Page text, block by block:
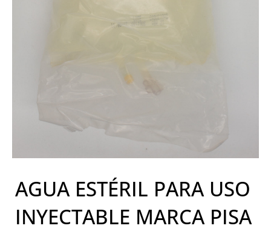
AGUA ESTÉRIL PARA USO
INYECTABLE MARCA PISA